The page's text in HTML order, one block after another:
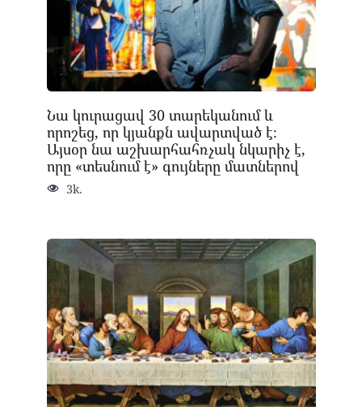
Նա կուրացավ 30 տարեկանում և
որոշեց, որ կյանքն ավարտված է։
Այսօր նա աշխարհահռչակ նկարիչ է,
որը «տեսնում է» գույները մատներով
3k.